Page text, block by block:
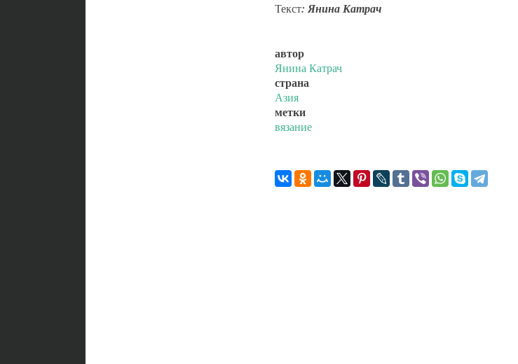
Текст: Янина Катрач
автор
Янина Катрач
страна
Азия
метки
вязание